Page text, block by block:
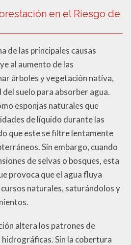
en el Riesgo de
de las principales causas
al aumento de las
árboles y vegetación nativa,
del suelo para absorber agua.
esponjas naturales que
de líquido durante las
que este se filtre lentamente
Sin embargo, cuando
de selvas o bosques, esta
provoca que el agua fluya
naturales, saturándolos y
altera los patrones de
hidrográficas. Sin la cobertura